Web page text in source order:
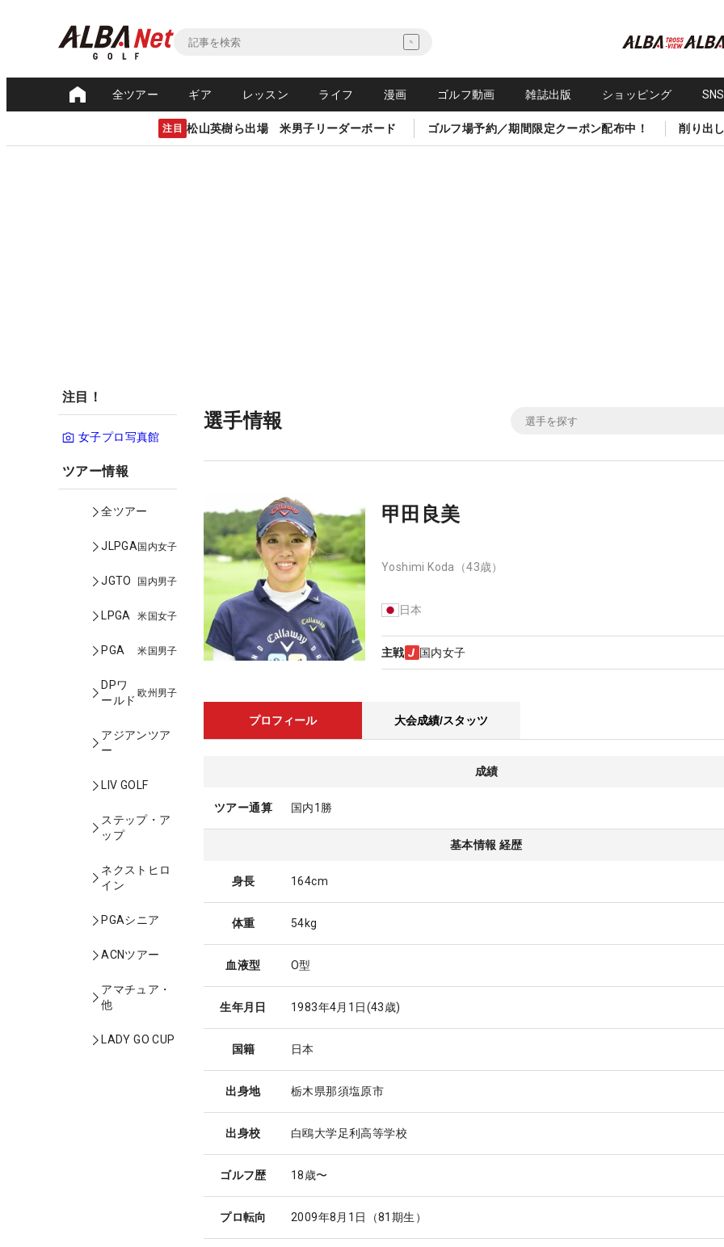
全ツアー ギア レッスン ライフ 漫画 ゴルフ動画 雑誌出版 ショッピング
注目 松山英樹ら出場 米男子リーダーボード ゴルフ場予約／期間限定クーポン配布中！ 削り出
注目！
女子プロ写真館
ツアー情報
全ツアー
JLPGA国内女子
JGTO 国内男子
LPGA 米国女子
PGA 米国男子
DPワ
ールド
欧州男子
アジアンツア
ー
LIV GOLF
ステップ・ア
ップ
ネクストヒロ
イン
PGAシニア
ACNツアー
アマチュア・
他
LADY GO CUP
選手情報
甲田良美
Yoshimi Koda （43歳）
日本
主戦 国内女子
プロフィール 大会成績/スタッツ
成績
ツアー通算 国内1勝
基本情報 経歴
身長 164cm
体重 54kg
血液型 O型
生年月日 1983年4月1日(43歳)
国籍 日本
出身地 栃木県那須塩原市
出身校 白鴎大学足利高等学校
ゴルフ歴 18歳〜
プロ転向 2009年8月1日（81期生）